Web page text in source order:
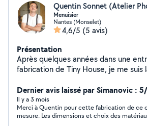
Quentin Sonnet (Atelier
Menuisier
Nantes (Monselet)
4,6/5 (5 avis)
Présentation
Après quelques années dans une
fabrication de Tiny House, je me suis
d'agencement intérieur et extérieur
bibliothèque, volets, clôtures etc...). Hâte de travailler
pour vous ! Quentin.
Dernier avis laissé par Simanovic :
Il y a 3 mois
Merci à Quentin pour cette fabrication de ce
mesure. Les dimensions et choix des